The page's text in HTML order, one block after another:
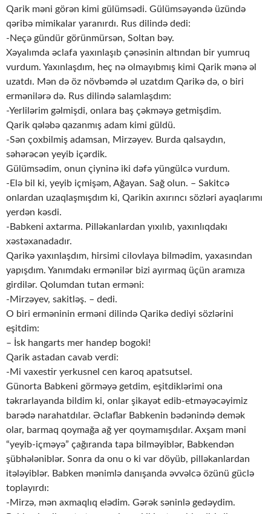
Qarik məni görən kimi gülümsədi. Gülümsəyəndə üzündə
qəribə mimikalar yaranırdı. Rus dilində dedi:
-Neçə gündür görünmürsən, Soltan bəy.
Xəyalımda əclafa yaxınlaşıb çənəsinin altından bir yumruq
vurdum. Yaxınlaşdım, heç nə olmayıbmış kimi Qarik mənə əl
uzatdı. Mən də öz növbəmdə əl uzatdım Qarikə də, o biri
ermənilərə də. Rus dilində salamlaşdım:
-Yerlilərim gəlmişdi, onlara baş çəkməyə getmişdim.
Qarik qələbə qazanmış adam kimi güldü.
-Sən çoxbilmiş adamsan, Mirzəyev. Burda qalsaydın,
səhərəcən yeyib içərdik.
Gülümsədim, onun çiyninə iki dəfə yüngülcə vurdum.
-Elə bil ki, yeyib içmişəm, Ağayan. Sağ olun. – Sakitcə
onlardan uzaqlaşmışdım ki, Qarikin axırıncı sözləri ayaqlarımı
yerdən kəsdi.
-Babkeni axtarma. Pilləkanlardan yıxılıb, yaxınlıqdakı
xəstəxanadadır.
Qarikə yaxınlaşdım, hirsimi cilovlaya bilmədim, yaxasından
yapışdım. Yanımdakı ermənilər bizi ayırmaq üçün aramıza
girdilər. Qolumdan tutan erməni:
-Mirzəyev, sakitləş. – dedi.
O biri erməninin erməni dilində Qarikə dediyi sözlərini
eşitdim:
– İsk hangarts mer handep bogoki!
Qarik astadan cavab verdi:
-Mi vaxestir yerkusnel cen karoq apatsutsel.
Günorta Babkeni görməyə getdim, eşitdiklərimi ona
təkrarlayanda bildim ki, onlar şikayət edib-etməyəcəyimiz
barədə narahatdılar. Əclaflar Babkenin bədənində demək
olar, barmaq qoymağa ağ yer qoymamışdılar. Axşam məni
“yeyib-içməyə” çağıranda tapa bilməyiblər, Babkendən
şübhələniblər. Sonra da onu o ki var döyüb, pilləkanlardan
itələyiblər. Babken mənimlə danışanda əvvəlcə özünü güclə
toplayırdı:
-Mirzə, mən axmaqlıq elədim. Gərək səninlə gedəydim.